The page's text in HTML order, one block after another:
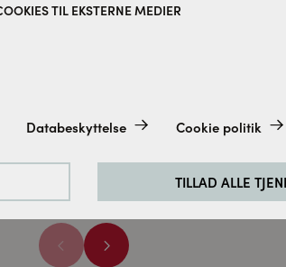
TIL EKSTERNE MEDIER
er absolut nødvendige for de
analyserer vi de besøgendes adfærd.
(delvist via Google Tag Manager).
Databeskyttelse Cookie politik
TILLAD ALLE
5.270 DKK